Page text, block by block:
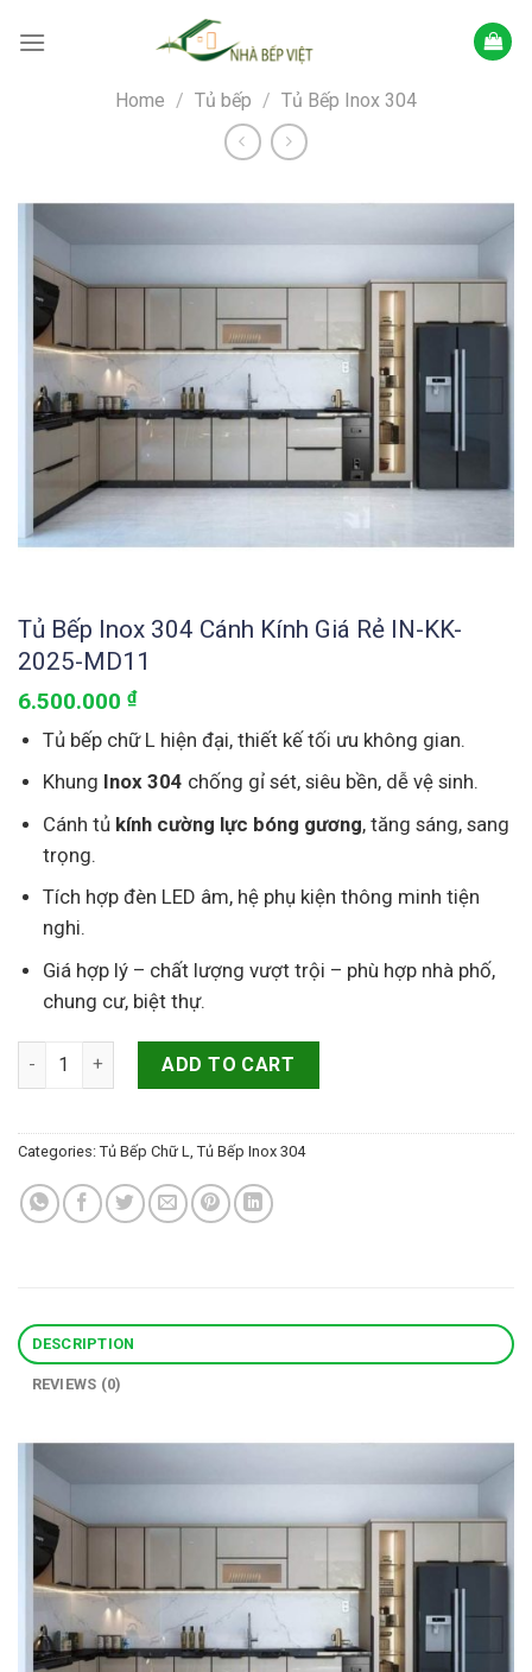
Home / Tủ bếp / Tủ Bếp Inox 304
Tủ Bếp Inox 304 Cánh Kính Giá Rẻ IN-KK-
2025-MD11
6.500.000 ₫
Tủ bếp chữ L hiện đại, thiết kế tối ưu không gian.
Khung Inox 304 chống gỉ sét, siêu bền, dễ vệ sinh.
Cánh tủ kính cường lực bóng gương, tăng sáng, sang
trọng.
Tích hợp đèn LED âm, hệ phụ kiện thông minh tiện
nghi.
Giá hợp lý – chất lượng vượt trội – phù hợp nhà phố,
chung cư, biệt thự.
Tủ Bếp Inox 304 Cánh Kính Giá Rẻ IN-KK-2025-MD11 quantity
ADD TO CART
Categories: Tủ Bếp Chữ L Tủ Bếp Inox 304
DESCRIPTION
REVIEWS (0)